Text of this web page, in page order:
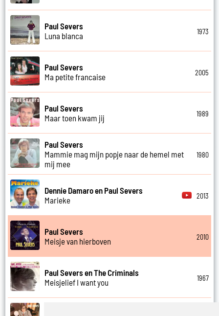
Paul Severs
Luna blanca
1973
Paul Severs
Ma petite francaise
2005
Paul Severs
Maar toen kwam jij
1989
Paul Severs
Mammie mag mijn popje naar de hemel met
mij mee
1980
Dennie Damaro en Paul Severs
Marieke
2013
Paul Severs
Meisje van hierboven
2010
Paul Severs en The Criminals
Meisjelief I want you
1967